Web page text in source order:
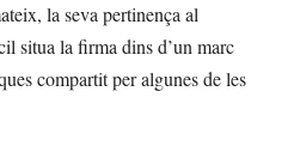
la seva pertinença al
situa la firma dins d’un marc
compartit per algunes de les